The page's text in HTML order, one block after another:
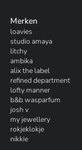
Merken
loavies
studio amaya
litchy
ambika
alix the label
refined department
lofty manner
b&b wasparfum
josh v
my jewellery
rokjeklokje
nikkie